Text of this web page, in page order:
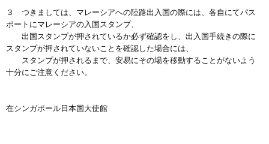
３ つきましては、マレーシアへの陸路出入国の際には、各自にてパス
ポートにマレーシアの入国スタンプ、
出国スタンプが押されているか必ず確認をし、出入国手続きの際に
スタンプが押されていないことを確認した場合には、
スタンプが押されるまで、安易にその場を移動することがないよう
十分にご注意ください。
在シンガポール日本国大使館